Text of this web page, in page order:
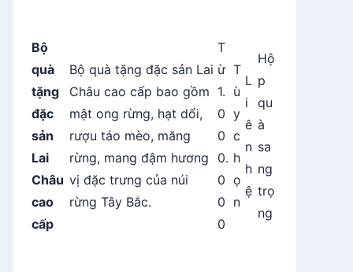
Bộ
quà
tặng
đặc
sản
Lai
Châu
cao
cấp
Bộ quà tặng đặc sản Lai
Châu cao cấp bao gồm
mật ong rừng, hạt dổi,
rượu táo mèo, măng
rừng, mang đậm hương
vị đặc trưng của núi
rừng Tây Bắc.
T
ừ
1.
0
0
0.
0
0
0
T
ù
y
c
h
ọ
n
L
i
ê
n
h
ệ
Hộ
p
qu
à
sa
ng
trọ
ng